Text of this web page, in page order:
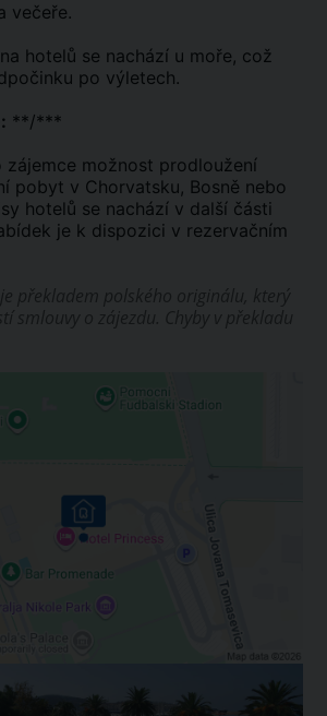
večeře.
hotelů se nachází u moře, což
po výletech.
**/***
zájemce možnost prodloužení
pobyt v Chorvatsku, Bosně nebo
hotelů se nachází v další části
je k dispozici v rezervačním